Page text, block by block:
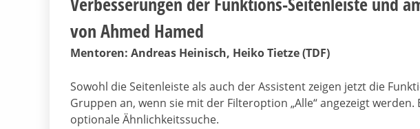
von Ahmed Hamed
Mentoren: Andreas Heinisch, Heiko Tietze (TDF)
Sowohl die Seitenleiste als auch der Assistent zeigen jetzt die
Gruppen an, wenn sie mit der Filteroption „Alle“ angezeigt
optionale Ähnlichkeitssuche.